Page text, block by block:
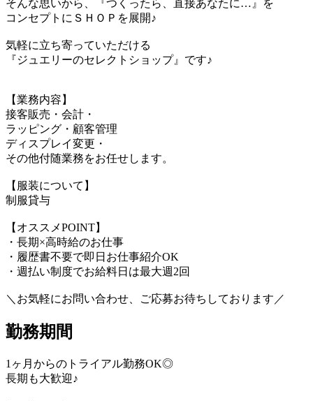
そんな思いから、『つくったら、直接あなたに…』を
コンセプトにＳＨＯＰを展開♪
気軽に立ち寄っていただける
『ジュエリーのセレクトショップ』です♪
【業務内容】
接客販売・会計・
ラッピング・顧客管理
ディスプレイ変更・
その他付随業務をお任せします。
【服装について】
制服貸与
【オススメPOINT】
・長期×高時給のお仕事
・履歴書不要で即日お仕事紹介OK
・週払い制度でお給料日は最大週2回
＼お気軽にお問い合わせ、ご応募お待ちしております／
勤務期間
1ヶ月からのトライアル勤務OK◎
長期も大歓迎♪